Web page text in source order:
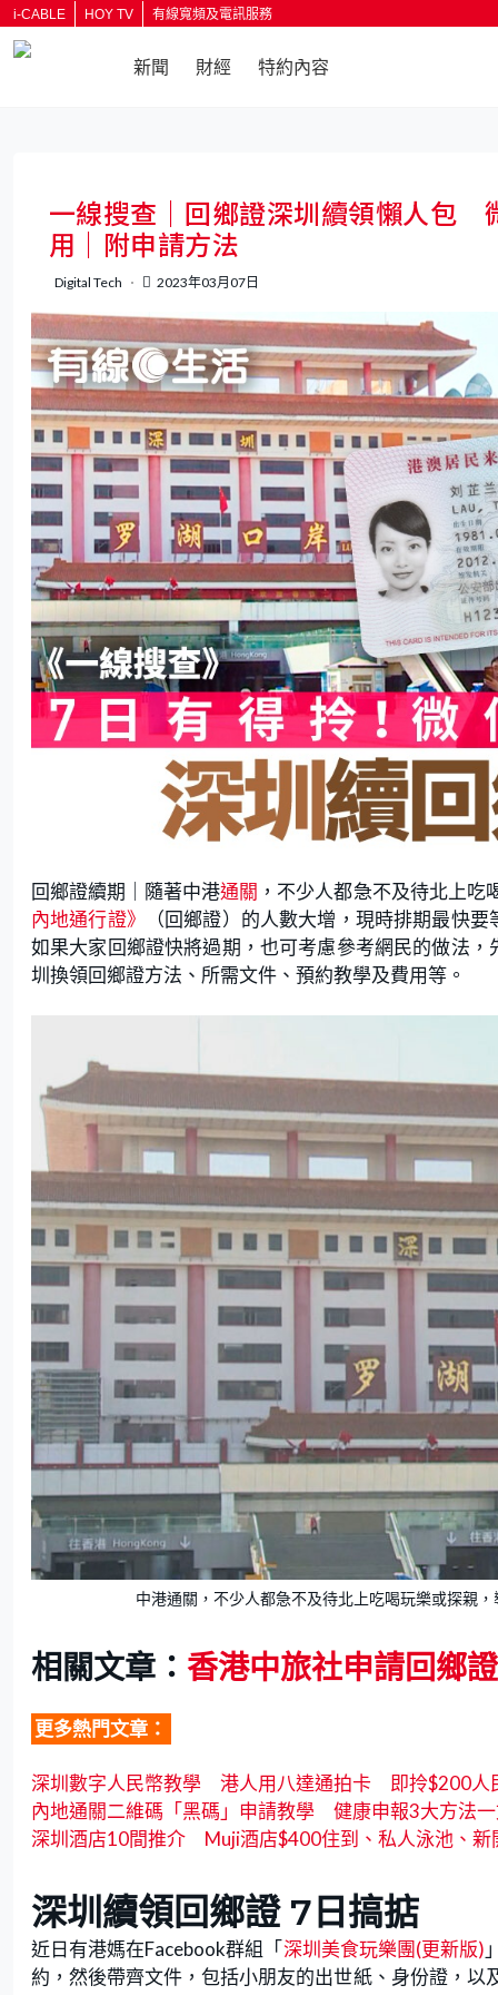
i-CABLE HOY TV 有線寬頻及電訊服務
新聞 財經 特約內容
一線搜查｜回鄉證深圳續領懶人包
用｜附申請方法
Digital Tech 2023年03月07日
回鄉證續期｜隨著中港通關 ，不少人都急不及待北上
內地通行證》
（回鄉證）的人數大增，現時排期最快
如果大家回鄉證快將過期，也可考慮參考網民的做法，
圳換領回鄉證方法、所需文件、預約教學及費用等。
中港通關，不少人都急不及待北上吃喝玩樂或探親
相關文章： 香港中旅社申請回鄉
更多熱門文章：
深圳數字人民幣教學 港人用八達通拍卡 即拎$200人
內地通關二維碼「黑碼」申請教學 健康申報3大方法
深圳酒店10間推介 Muji酒店$400住到、私人泳池、
深圳續領回鄉證 7日搞掂
近日有港媽在Facebook群組「深圳美食玩樂團(更新版)
約，然後帶齊文件，包括小朋友的出世紙、身份證，